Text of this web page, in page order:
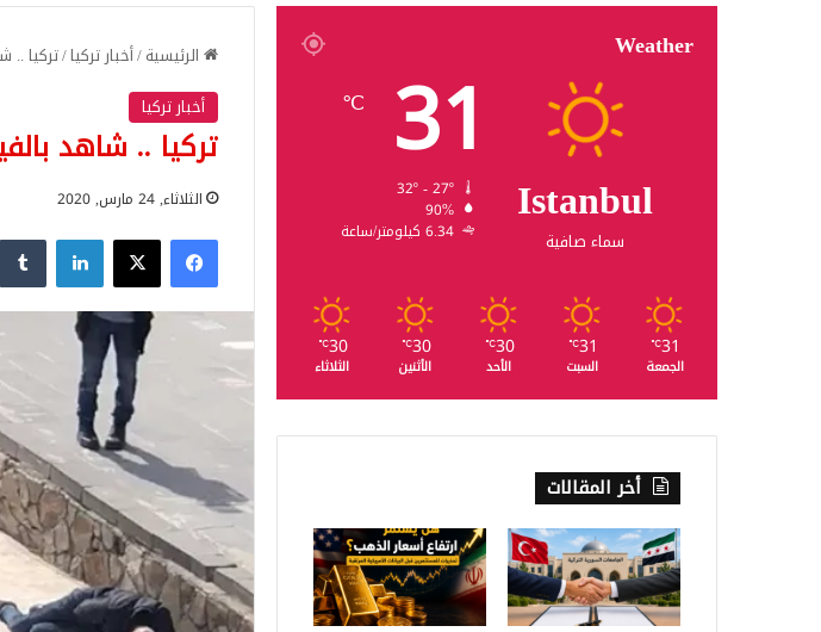
الرئيسية/أخبار تركيا/تركيا ..
أخبار تركيا
تركيا .. شاهد
الثلاثاء, 24 مارس, 2020
فيسبوك‫X لينكدإن
Weather
Istanbul
سماء صافية
31
℃
90%
6.34 كيلومتر/ساعة
31
℃
الجمعة
31
℃
السبت
30
℃
الأحد
30
℃
الأثنين
30
℃
الثلاثاء
أخر المقالات